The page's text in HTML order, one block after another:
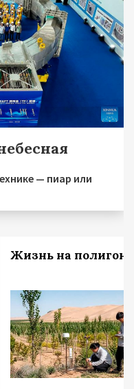
— пиар или
Жизнь на полигоне